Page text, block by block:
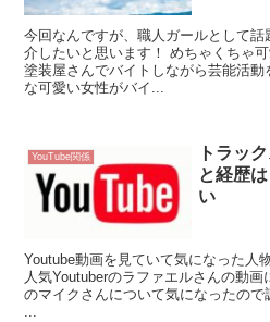
今回なんですが、職人ガールとして
介したいと思います！ めちゃくちゃ
塗装屋さんでバイトしながら芸能活
な可愛い女性がバイ...
YouTube関係
トラッ
と経歴
い
Youtube動画を見ていて気になった人
人気Youtuberのラファエルさんの動
のマイクさんについて気になったので
...